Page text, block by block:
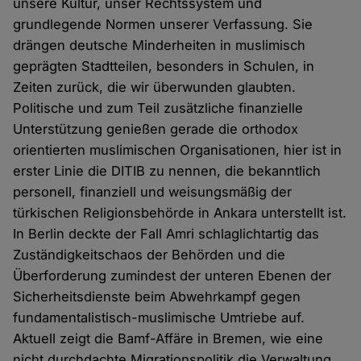
unsere Kultur, unser Rechtssystem und
grundlegende Normen unserer Verfassung. Sie
drängen deutsche Minderheiten in muslimisch
geprägten Stadtteilen, besonders in Schulen, in
Zeiten zurück, die wir überwunden glaubten.
Politische und zum Teil zusätzliche finanzielle
Unterstützung genießen gerade die orthodox
orientierten muslimischen Organisationen, hier ist in
erster Linie die DITIB zu nennen, die bekanntlich
personell, finanziell und weisungsmäßig der
türkischen Religionsbehörde in Ankara unterstellt ist.
In Berlin deckte der Fall Amri schlaglichtartig das
Zuständigkeitschaos der Behörden und die
Überforderung zumindest der unteren Ebenen der
Sicherheitsdienste beim Abwehrkampf gegen
fundamentalistisch-muslimische Umtriebe auf.
Aktuell zeigt die Bamf-Affäre in Bremen, wie eine